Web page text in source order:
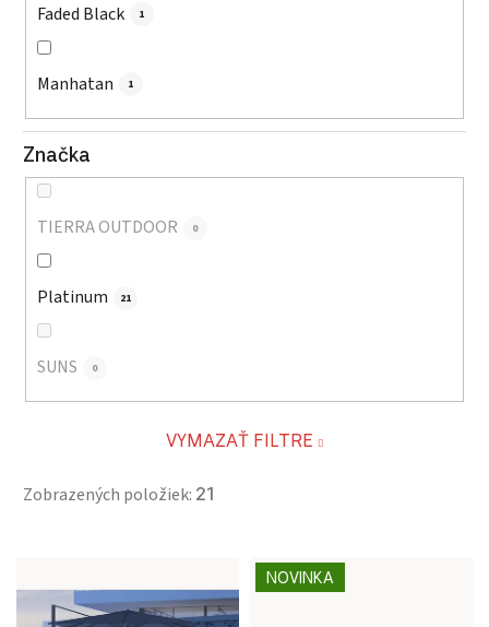
Faded Black 1
Manhatan 1
Značka
TIERRA OUTDOOR 0
Platinum 21
SUNS 0
VYMAZAŤ FILTRE
Zobrazených položiek: 21
NOVINKA